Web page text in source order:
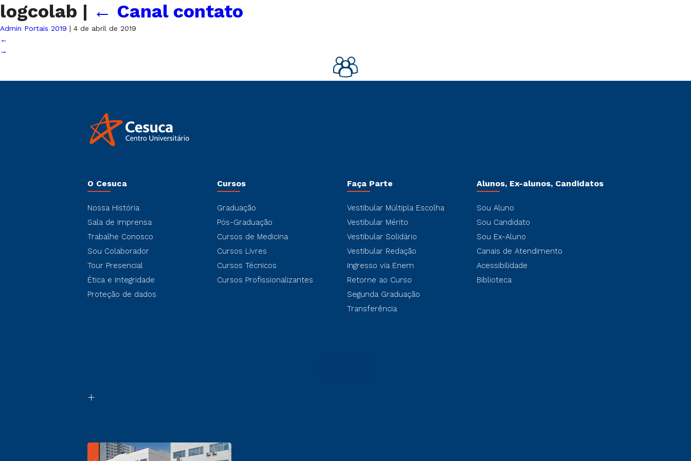
logcolab | ← Canal contato
Admin Portais 2019 | 4 de abril de 2019
←
→
O Cesuca
Nossa História
Sala de Imprensa
Trabalhe Conosco
Sou Colaborador
Tour Presencial
Ética e Integridade
Proteção de dados
Cursos
Graduação
Pós-Graduação
Cursos de Medicina
Cursos Livres
Cursos Técnicos
Cursos Profissionalizantes
Faça Parte
Vestibular Múltipla Escolha
Vestibular Mérito
Vestibular Solidário
Vestibular Redação
Ingresso via Enem
Retorne ao Curso
Segunda Graduação
Transferência
Alunos, Ex-alunos, Candidatos
Sou Aluno
Sou Candidato
Sou Ex-Aluno
Canais de Atendimento
Acessibilidade
Biblioteca